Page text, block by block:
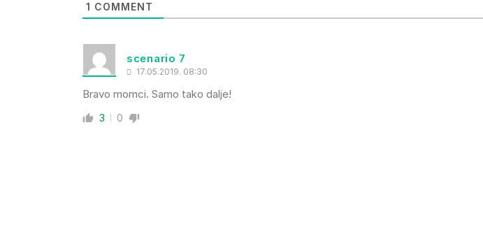
1 COMMENT
scenario 7
17.05.2019. 08:30
Bravo momci. Samo tako dalje!
3 0